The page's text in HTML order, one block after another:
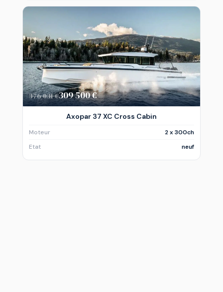
376 031 €309 500 €
Axopar 37 XC Cross Cabin
Moteur
2 x 300ch
Etat
neuf